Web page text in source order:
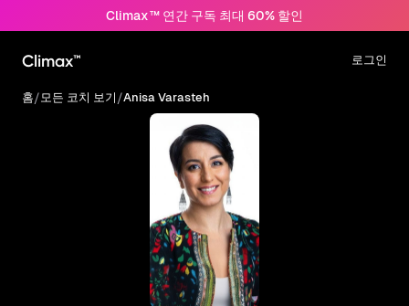
Climax™ 연간 구독 최대 60% 할인
Climax™ 로그인
홈/모든 코치 보기 /Anisa Varasteh